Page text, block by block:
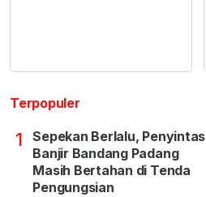
Terpopuler
1
Sepekan Berlalu, Penyintas
Banjir Bandang Padang
Masih Bertahan di Tenda
Pengungsian